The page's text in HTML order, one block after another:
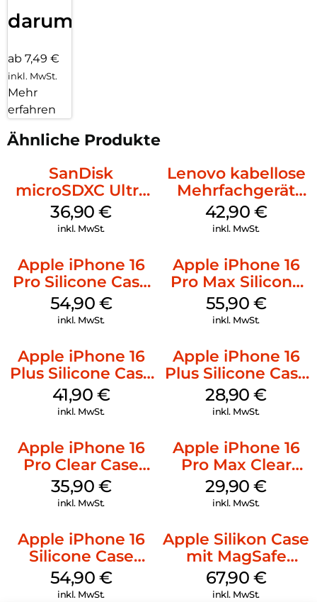
darum!
ab 7,49 €
inkl. MwSt.
Mehr
erfahren
Ähnliche Produkte
SanDisk
microSDXC Ultra
128 GB + Adapter
Mobile
36,90€
inkl. MwSt.
Lenovo kabellose
Mehrfachgerät
Luna Grey
42,90 €
inkl. MwSt.
Apple iPhone 16
Pro Silicone Case
MagSafe Black
54,90 €
inkl. MwSt.
Apple iPhone 16
Pro Max Silicone
Case MagSafe
Stone Gray
55,90 €
inkl. MwSt.
Apple iPhone 16
Plus Silicone Case
MagSafe Stone
Gray
41,90 €
inkl. MwSt.
Apple iPhone 16
Plus Silicone Case
MagSafe Black
28,90€
inkl. MwSt.
Apple iPhone 16
Pro Clear Case
MagSafe
Transparent
35,90 €
inkl. MwSt.
Apple iPhone 16
Pro Max Clear
Case MagSafe
Transparent
29,90€
inkl. MwSt.
Apple iPhone 16
Silicone Case
MagSafe Lake
Green
54,90 €
inkl. MwSt.
Apple Silikon Case
mit MagSafe
iPhone 14 Pro
(PRODUCT)RED
67,90 €
inkl. MwSt.